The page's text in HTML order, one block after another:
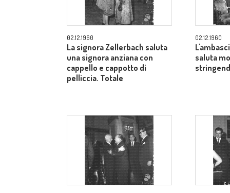
02.12.1960
La signora Zellerbach saluta
una signora anziana con
cappello e cappotto di
pelliccia. Totale
02.12.1960
saluta